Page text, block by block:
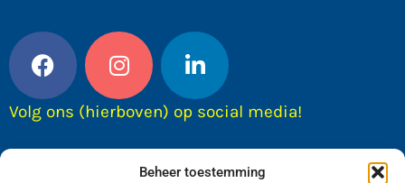
Beheer toestemming
Volg ons (hierboven) op social media!